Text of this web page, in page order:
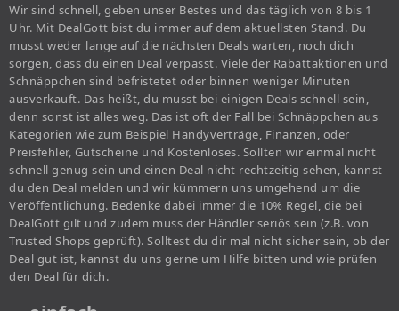
Wir sind schnell, geben unser Bestes und das täglich von 8 bis 1
Uhr. Mit DealGott bist du immer auf dem aktuellsten Stand. Du
musst weder lange auf die nächsten Deals warten, noch dich
sorgen, dass du einen Deal verpasst. Viele der Rabattaktionen und
Schnäppchen sind befristetet oder binnen weniger Minuten
ausverkauft. Das heißt, du musst bei einigen Deals schnell sein,
denn sonst ist alles weg. Das ist oft der Fall bei Schnäppchen aus
Kategorien wie zum Beispiel Handyverträge, Finanzen, oder
Preisfehler, Gutscheine und Kostenloses. Sollten wir einmal nicht
schnell genug sein und einen Deal nicht rechtzeitig sehen, kannst
du den Deal melden und wir kümmern uns umgehend um die
Veröffentlichung. Bedenke dabei immer die 10% Regel, die bei
DealGott gilt und zudem muss der Händler seriös sein (z.B. von
Trusted Shops geprüft). Solltest du dir mal nicht sicher sein, ob der
Deal gut ist, kannst du uns gerne um Hilfe bitten und wie prüfen
den Deal für dich.